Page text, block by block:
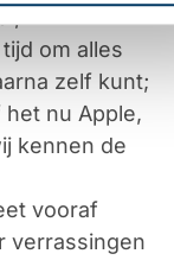
om alles
zelf kunt;
het nu Apple,
kennen de
vooraf
verrassingen